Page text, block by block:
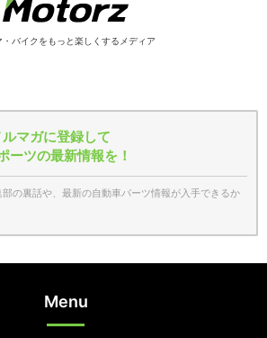
・バイクをもっと楽しくするメディア
マガに登録して
ーツの最新情報を！
の裏話や、最新の自動車パーツ情報が入手できるか
Menu